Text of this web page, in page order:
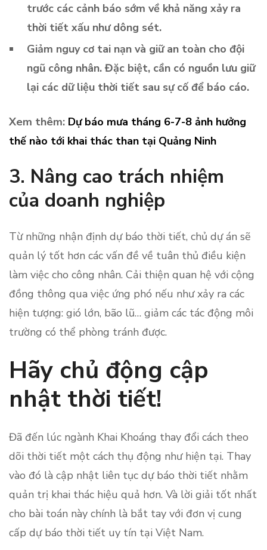
trước các cảnh báo sớm về khả năng xảy ra
thời tiết xấu như dông sét.
Giảm nguy cơ tai nạn và giữ an toàn cho đội
ngũ công nhân. Đặc biệt, cần có nguồn lưu giữ
lại các dữ liệu thời tiết sau sự cố để báo cáo.
Xem thêm: Dự báo mưa tháng 6-7-8 ảnh hưởng
thế nào tới khai thác than tại Quảng Ninh
3. Nâng cao trách nhiệm
của doanh nghiệp
Từ những nhận định dự báo thời tiết, chủ dự án sẽ
quản lý tốt hơn các vấn đề về tuân thủ điều kiện
làm việc cho công nhân. Cải thiện quan hệ với cộng
đồng thông qua việc ứng phó nếu như xảy ra các
hiện tượng: gió lớn, bão lũ… giảm các tác động môi
trường có thể phòng tránh được.
Hãy chủ động cập
nhật thời tiết!
Đã đến lúc ngành Khai Khoáng thay đổi cách theo
dõi thời tiết một cách thụ động như hiện tại. Thay
vào đó là cập nhật liên tục dự báo thời tiết nhằm
quản trị khai thác hiệu quả hơn. Và lời giải tốt nhất
cho bài toán này chính là bắt tay với đơn vị cung
cấp dự báo thời tiết uy tín tại Việt Nam.